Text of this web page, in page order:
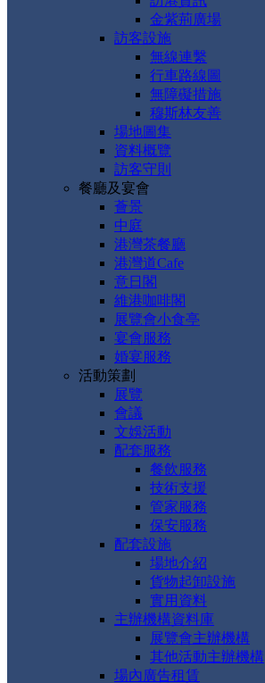
金紫荊廣場
訪客設施
無線連繫
行車路線圖
無障礙措施
穆斯林友善
場地圖集
資料概覽
訪客守則
餐廳及宴會
薈景
中庭
港灣茶餐廳
港灣道Cafe
意日閣
維港咖啡閣
展覽會小食亭
宴會服務
婚宴服務
活動策劃
展覽
會議
文娛活動
配套服務
餐飲服務
技術支援
管家服務
保安服務
配套設施
場地介紹
貨物起卸設施
實用資料
主辦機構資料庫
展覽會主辦機構
其他活動主辦機構
場內廣告租賃